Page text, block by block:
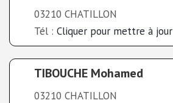
03210 CHATILLON
Tél : Cliquer pour mettre à jour
TIBOUCHE Mohamed
03210 CHATILLON